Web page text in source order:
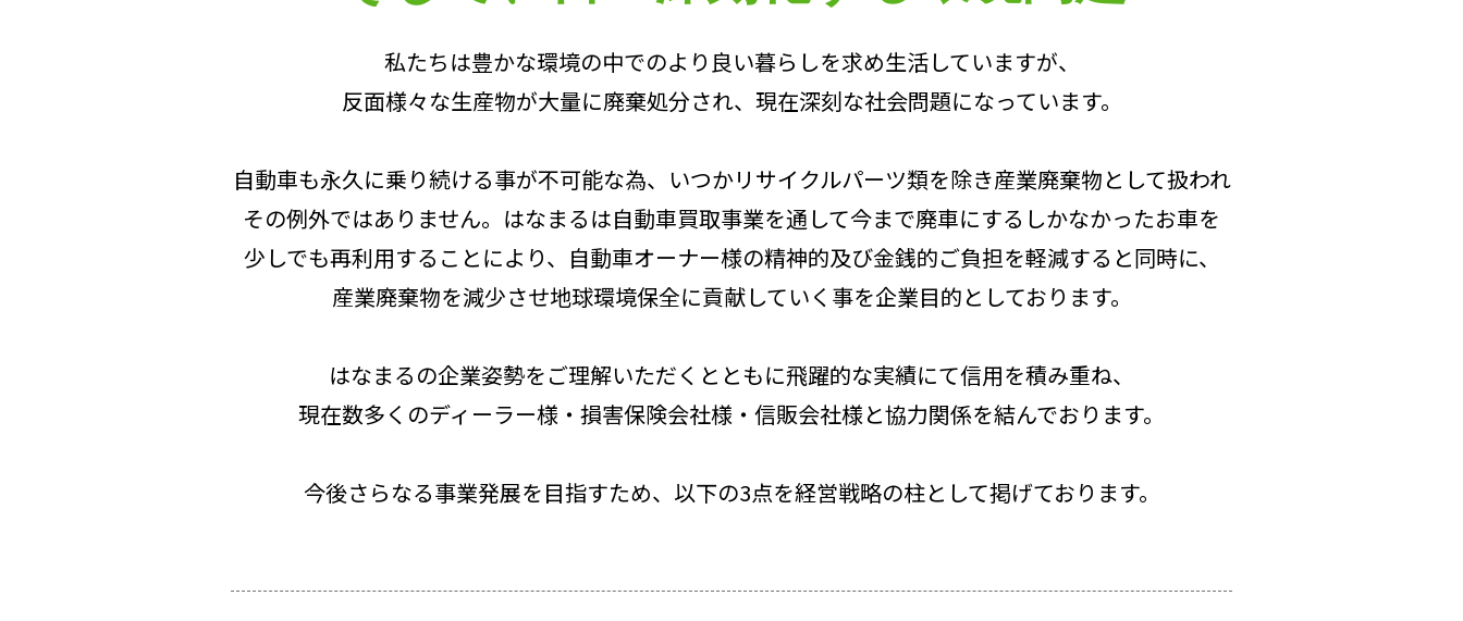
私たちは豊かな環境の中でのより良い暮らしを求め生活していますが、
反面様々な生産物が大量に廃棄処分され、現在深刻な社会問題になっています。
自動車も永久に乗り続ける事が不可能な為、いつかリサイクルパーツ類を除き産業廃棄物として扱われ
その例外ではありません。 はなまるは自動車買取事業を通して今まで廃車にするしかなかったお車を
少しでも再利用することにより、自動車オーナー様の精神的及び金銭的ご負担を軽減すると同時に、
産業廃棄物を減少させ地球環境保全に貢献していく事を企業目的としております。
はなまるの企業姿勢をご理解いただくとともに飛躍的な実績にて信用を積み重ね、
現在数多くのディーラー様・損害保険会社様・信販会社様と協力関係を結んでおります。
今後さらなる事業発展を目指すため、以下の3点を経営戦略の柱として掲げております。